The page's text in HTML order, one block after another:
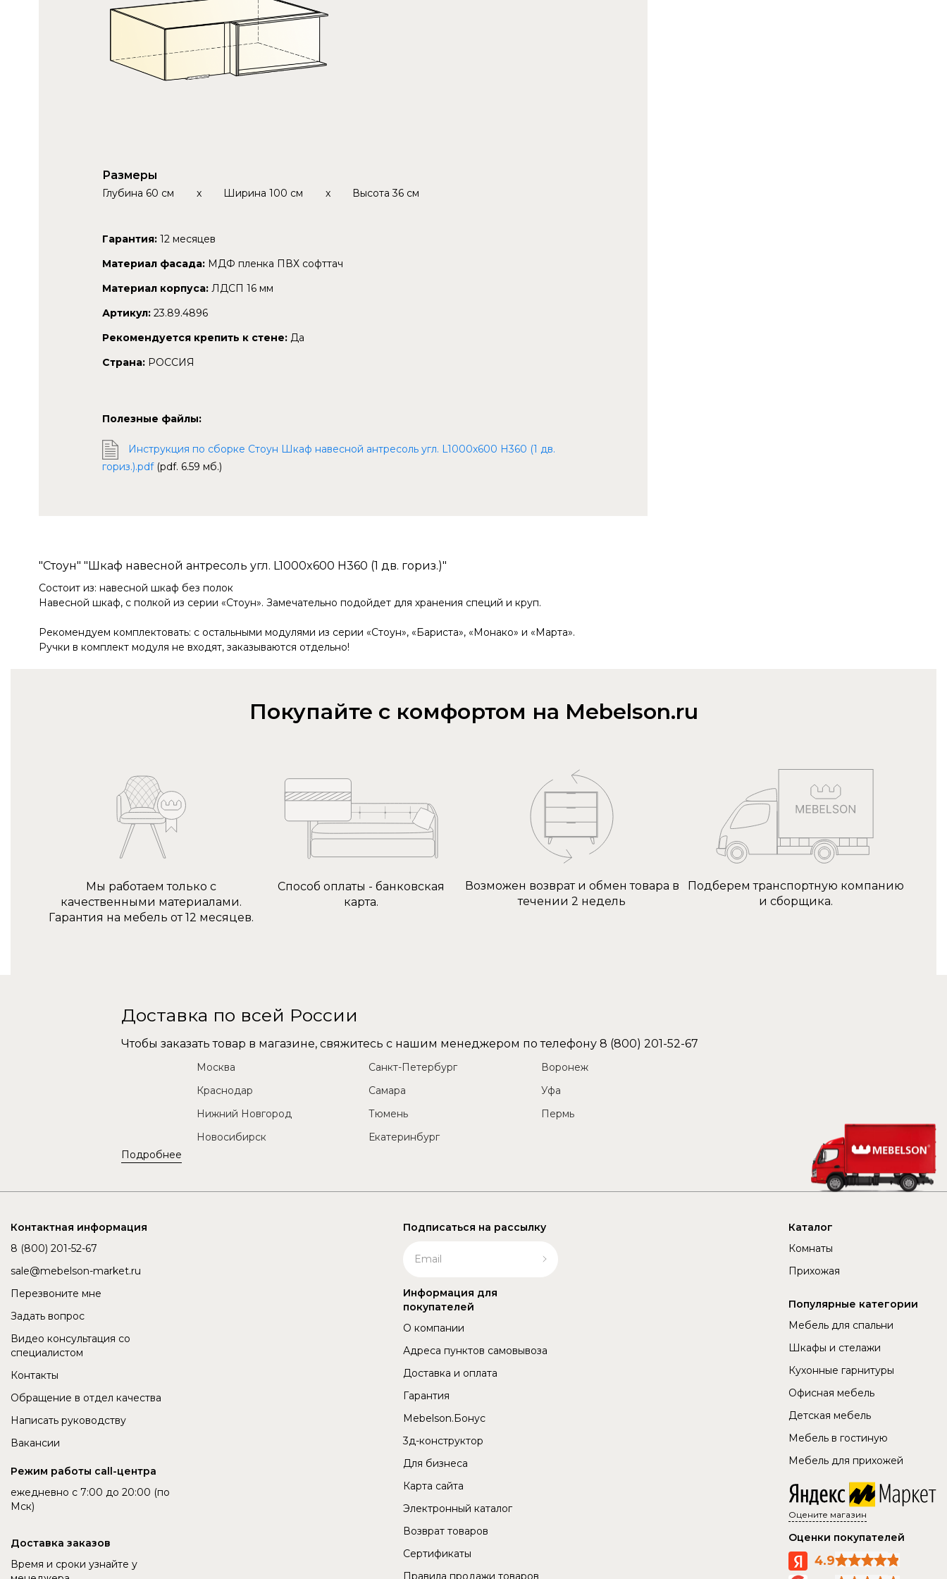
"Стоун" "Шкаф навесной антресоль угл. L1000x600 Н360 (1 дв. гориз.)"
Размеры
Глубина 60 см x Ширина 100 см x Высота 36 см
Гарантия: 12 месяцев
Материал фасада: МДФ пленка ПВХ софттач
Материал корпуса: ЛДСП 16 мм
Артикул: 23.89.4896
Рекомендуется крепить к стене: Да
Страна: РОССИЯ
Полезные файлы:
Инструкция по сборке Стоун Шкаф навесной антресоль угл. L1000x600 Н360 (1 дв.
гориз.).pdf (pdf. 6.59 мб.)
Состоит из: навесной шкаф без полок
Навесной шкаф, с полкой из серии «Стоун». Замечательно подойдет для хранения специй и круп.
Рекомендуем комплектовать: с остальными модулями из серии «Стоун», «Бариста», «Монако» и «Марта».
Ручки в комплект модуля не входят, заказываются отдельно!
Покупайте с комфортом на Mebelson.ru
Мы работаем только с
качественными материалами.
Гарантия на мебель от 12 месяцев.
Способ оплаты - банковская
карта.
Возможен возврат и обмен товара в
течении 2 недель
Подберем транспортную компанию
и сборщика.
Доставка по всей России
Чтобы заказать товар в магазине, свяжитесь с нашим менеджером по телефону 8 (800) 201-52-67
Подробнее
Москва Санкт-Петербург
Воронеж
Краснодар
Самара
Уфа
Нижний Новгород
Тюмень
Пермь
Новосибирск
Екатеринбург
Контактная информация
8 (800) 201-52-67
sale@mebelson-market.ru
Перезвоните мне
Задать вопрос
Видео консультация со
специалистом
Контакты
Обращение в отдел качества
Написать руководству
Вакансии
Режим работы call-центра
ежедневно с 7:00 до 20:00 (по
Мск)
Доставка заказов
Время и сроки узнайте у
Подписаться на рассылку
Информация для
покупателей
О компании
Адреса пунктов самовывоза
Доставка и оплата
Гарантия
Mebelson.Бонус
3д-конструктор
Для бизнеса
Карта сайта
Электронный каталог
Возврат товаров
Сертификаты
Правила продажи товаров
Каталог
Комнаты
Прихожая
Популярные категории
Мебель для спальни
Шкафы и стелажи
Кухонные гарнитуры
Офисная мебель
Детская мебель
Мебель в гостиную
Мебель для прихожей
Оцените магазин
Оценки покупателей
4.9